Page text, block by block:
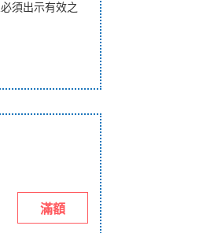
須出示有效之
滿額